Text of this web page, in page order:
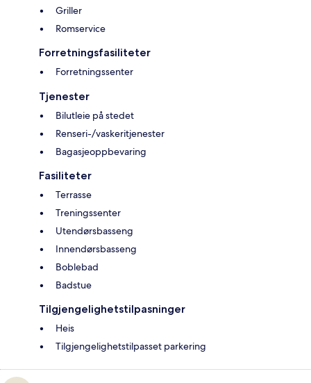
Griller
Romservice
Forretningsfasiliteter
Forretningssenter
Tjenester
Bilutleie på stedet
Renseri-/vaskeritjenester
Bagasjeoppbevaring
Fasiliteter
Terrasse
Treningssenter
Utendørsbasseng
Innendørsbasseng
Boblebad
Badstue
Tilgjengelighetstilpasninger
Heis
Tilgjengelighetstilpasset parkering